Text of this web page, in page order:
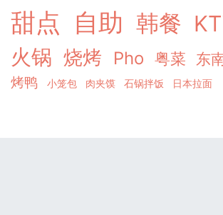
甜点 自助 韩餐
火锅 烧烤 Pho 粤菜 东
烤鸭 小笼包 肉夹馍 石锅拌饭 日本拉面